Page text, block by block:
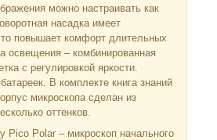
можно настраивать как
насадка имеет
повышает комфорт длительных
освещения – комбинированная
с регулировкой яркости.
В комплекте книга знаний
микроскопа сделан из
оттенков.
Pico Polar – микроскоп начального